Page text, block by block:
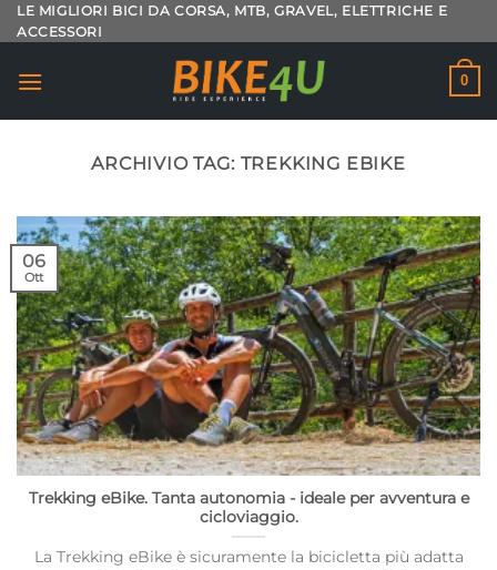
Salta
ai
LE MIGLIORI BICI DA CORSA, MTB, GRAVEL, ELETTRICHE E
ACCESSORI
0
ARCHIVIO TAG: TREKKING EBIKE
Trekking eBike. Tanta autonomia - ideale per avventura e
cicloviaggio.
La Trekking eBike è sicuramente la bicicletta più adatta
06
Ott